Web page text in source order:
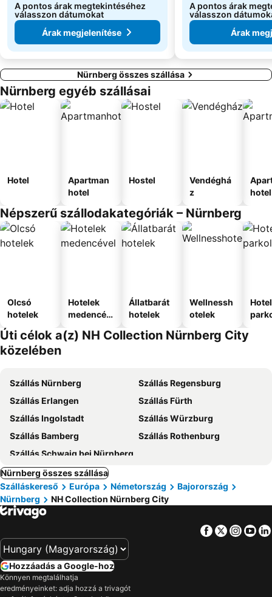
A pontos árak megtekintéséhez
válasszon dátumokat
Árak megjelenítése
A pontos árak
válasszon
Árak
Nürnberg összes szállása
Nürnberg egyéb szállásai
Hotel
Apartman
hotel
Hostel
Vendéghá
z
hotel
Népszerű szállodakategóriák – Nürnberg
Olcsó
hotelek
Hotelek
medencév
Állatbarát
hotelek
Wellnessh
otelek
Úti célok a(z) NH Collection Nürnberg City
közelében
Szállás Nürnberg
Szállás Regensburg
Szállás Erlangen
Szállás Fürth
Szállás Ingolstadt
Szállás Würzburg
Szállás Bamberg
Szállás Rothenburg
Szállás Schwaig bei Nürnberg
Nürnberg összes szállása
Szálláskereső
Európa Németország
Bajorország
Nürnberg
NH Collection Nürnberg City
Facebook
Twitter
Hozzáadás a Google-hoz
Könnyen megtalálhatja
eredményeinket: adja hozzá a trivagót